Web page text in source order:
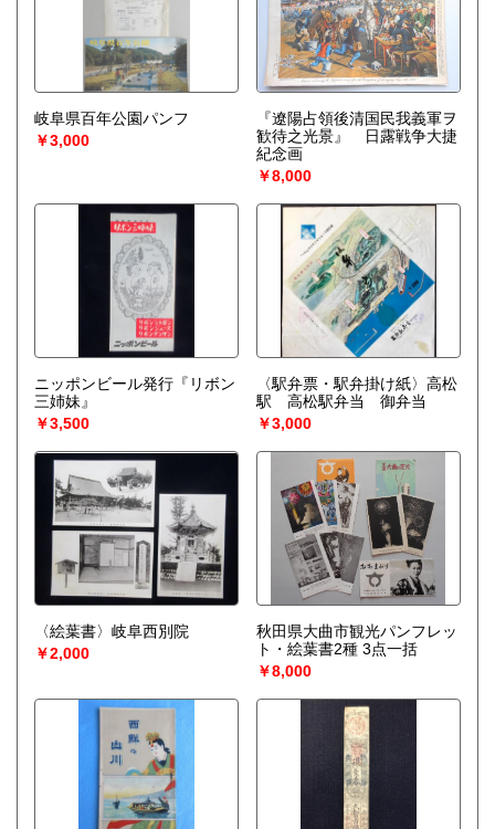
岐阜県百年公園パンフ
￥3,000
『遼陽占領後清国民我義軍ヲ
歓待之光景』 日露戦争大捷
紀念画
￥8,000
ニッポンビール発行『リボン
三姉妹』
￥3,500
〈駅弁票・駅弁掛け紙〉高松
駅 高松駅弁当 御弁当
￥3,000
〈絵葉書〉岐阜西別院
￥2,000
秋田県大曲市観光パンフレッ
ト・絵葉書2種 3点一括
￥8,000